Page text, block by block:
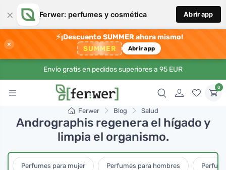
× Ferwer: perfumes y cosmética Abrir app
×
⚡¡Descuento SUMMER ahora mismo!
SUMMER Abrir app
Envío gratis en pedidos superiores a 95 EUR
0
Ferwer Blog Salud
Andrographis regenera el hígado y
limpia el organismo.
Perfumes para mujer Perfumes para hombres